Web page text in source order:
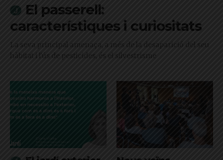
El passerell:
característiques i curiositats
La seva principal amenaça, a més de la desaparició del seu
hàbitat i l'ús de pesticides, és el silvestrisme